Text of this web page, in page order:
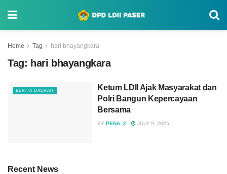
Home Tag hari bhayangkara
Tag: hari bhayangkara
BERITA DAERAH
Ketum LDII Ajak Masyarakat dan
Polri Bangun Kepercayaan
Bersama
BY PENA_2 JULY 9, 2025
Recent News